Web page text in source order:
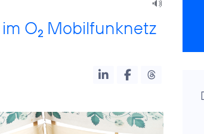
O2 Mobilfunknetz